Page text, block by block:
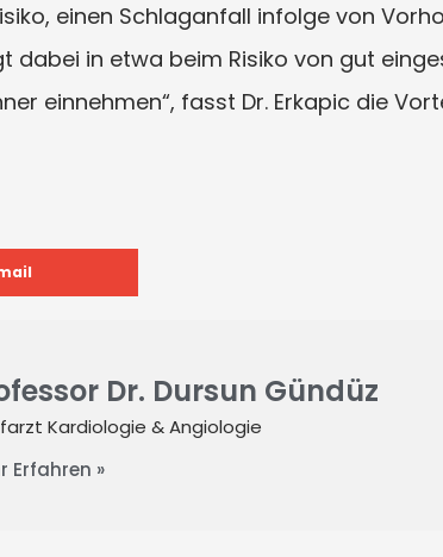
einen Schlaganfall infolge von
dabei in etwa beim Risiko von gut
einnehmen“, fasst Dr. Erkapic die
Dr. Dursun Gündüz
Kardiologie & Angiologie
Erfahren »